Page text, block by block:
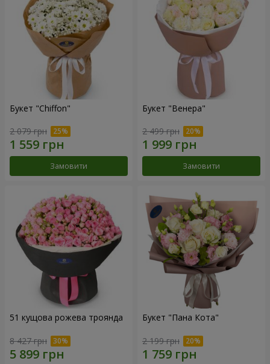
Букет "Chiffon"
2 079 грн
Замовити
Букет "Венера"
2 499 грн
Замовити
51 кущова рожева троянда
8 427 грн
Букет "Пана Кота"
2 199 грн